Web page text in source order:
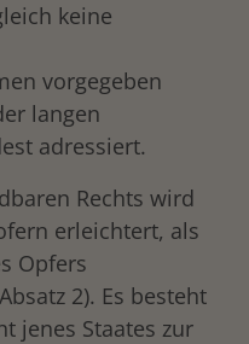
keine
vorgegeben
langen
adressiert.
Rechts wird
erleichtert, als
Opfers
2). Es besteht
jenes Staates zur